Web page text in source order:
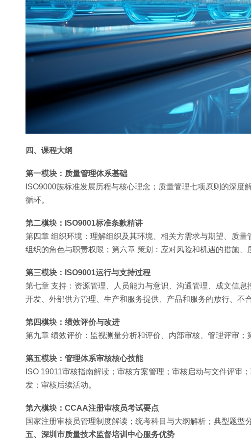
四、课程大纲
第一模块：质量管理体系基础
ISO9000族标准发展历程与核心理念；质量管理七项原则的深
循环。
第二模块：ISO9001标准条款精讲
第四章 组织环境：理解组织及其环境、相关方需求与期望、质
组织的角色与职责权限；第六章 策划：应对风险和机遇的措施、
第三模块：ISO9001运行与支持过程
第七章 支持：资源管理、人员能力与意识、沟通管理、成文信
开发、外部供方管理、生产和服务提供、产品和服务的放行、不
第四模块：绩效评价与改进
第九章 绩效评价：监视测量分析和评价、内部审核、管理评审；
第五模块：管理体系审核核心技能
ISO 19011审核指南解读；审核方案管理；审核启动与文件评审
发；审核后续活动。
第六模块：CCAA注册审核员考试要点
国家注册审核员管理制度解读；统考科目与大纲解析；典型题型
五、深圳市质量技术监督培训中心服务优势